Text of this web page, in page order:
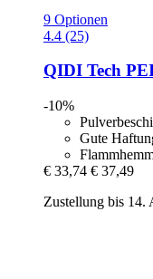
9 Optionen
4.4 (25)
QIDI Tech
-10%
Gute
€ 33,74 € 37,49
Zustellung bis 14.